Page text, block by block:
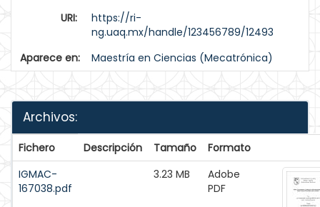
URI:
https://ri-
ng.uaq.mx/handle/123456789/12493
Aparece en:
Maestría en Ciencias (Mecatrónica)
Archivos:
Fichero Descripción Tamaño
Formato
IGMAC-
167038.pdf
3.23 MB
Adobe
PDF